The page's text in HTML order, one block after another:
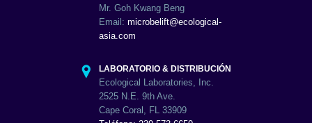
Mr. Goh Kwang Beng
Email: microbelift@ecological-
asia.com
LABORATORIO & DISTRIBUCIÓN
Ecological Laboratories, Inc.
2525 N.E. 9th Ave.
Cape Coral, FL 33909